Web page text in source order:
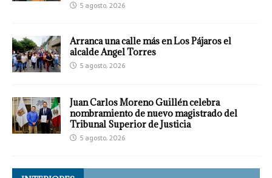
5 agosto, 2026
Arranca una calle más en Los Pájaros el
alcalde Angel Torres
5 agosto, 2026
Juan Carlos Moreno Guillén celebra
nombramiento de nuevo magistrado del
Tribunal Superior de Justicia
5 agosto, 2026